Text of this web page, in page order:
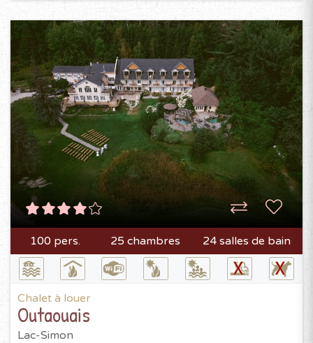
100 pers. 25 chambres 24 salles de bain
Chalet à louer
Outaouais
Lac-Simon